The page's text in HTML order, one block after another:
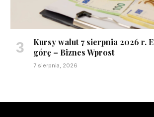
Kursy walut 7 sierpnia 2026 r.
górę – Biznes Wprost
7 sierpnia, 2026